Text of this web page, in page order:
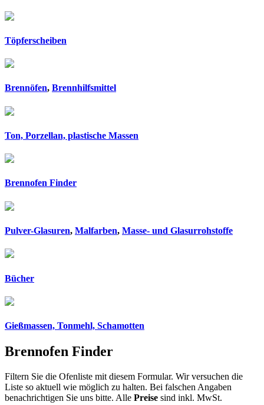
Töpferscheiben
Brennöfen, Brennhilfsmittel
Ton, Porzellan, plastische Massen
Brennofen Finder
Pulver-Glasuren, Malfarben, Masse- und Glasurrohstoffe
Bücher
Gießmassen, Tonmehl, Schamotten
Brennofen Finder
Filtern Sie die Ofenliste mit diesem Formular. Wir versuchen die
Liste so aktuell wie möglich zu halten. Bei falschen Angaben
benachrichtigen Sie uns bitte. Alle Preise sind inkl. MwSt.